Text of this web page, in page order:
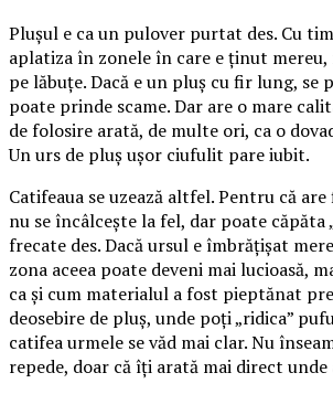
Plușul e ca un pulover purtat des. Cu
aplatiza în zonele în care e ținut mereu,
pe lăbuțe. Dacă e un pluș cu fir lung, se
poate prinde scame. Dar are o mare
de folosire arată, de multe ori, ca o
Un urs de pluș ușor ciufulit pare iubit.
Catifeaua se uzează altfel. Pentru că
nu se încâlcește la fel, dar poate
frecate des. Dacă ursul e îmbrățișat
zona aceea poate deveni mai lucioasă,
ca și cum materialul a fost pieptănat
deosebire de pluș, unde poți „ridica”
catifea urmele se văd mai clar. Nu
repede, doar că îți arată mai direct